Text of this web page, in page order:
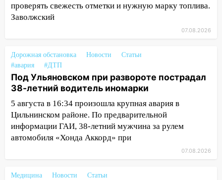
12:20 В Чердаклинском районе
столкнулись «Лада» и Chevrolet:
12:00 Где есть бензин в Ульяновске 7
августа: список АЗС
11:50 Заснул рядом с ребёнком и
случайно задушил его: суд вынес
приговор
11:38 В Ленинском районе пожар
полностью уничтожил дачный дом и
сарай
ЕГЭ с 2027 года
проверять свежесть отметки и нужную марку топлива.
Заволжский
07.08.2026
Дорожная обстановка Новости
Статьи
#авария
#ДТП
Под Ульяновском при развороте пострадал
38-летний водитель иномарки
5 августа в 16:34 произошла крупная авария в
Цильнинском районе. По предварительной
информации ГАИ, 38-летний мужчина за рулем
автомобиля «Хонда Аккорд» при
07.08.2026
Медицина Новости Статьи